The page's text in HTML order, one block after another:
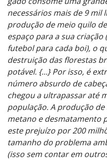
necessários mais de 9 mil
produção de meio quilo
espaço para a sua
futebol para cada boi), o
destruição das florestas
potável. {…} Por isso, é
número absurdo de
chegou a ultrapassar até
população. A produção
metano e desmatamento
este prejuízo por 200
tamanho do problema
(isso sem contar em